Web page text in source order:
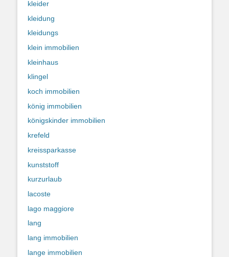
kleider
kleidung
kleidungs
klein immobilien
kleinhaus
klingel
koch immobilien
könig immobilien
königskinder immobilien
krefeld
kreissparkasse
kunststoff
kurzurlaub
lacoste
lago maggiore
lang
lang immobilien
lange immobilien